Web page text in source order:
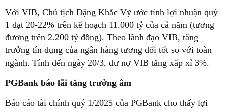
Với VIB, Chủ tịch Đặng Khắc Vỹ ước tính lợi nhuận quý
1 đạt 20-22% trên kế hoạch 11.000 tỷ của cả năm (tương
đương trên 2.200 tỷ đồng). Theo lãnh đạo VIB, tăng
trưởng tín dụng của ngân hàng tương đối tốt so với toàn
ngành. Tính đến ngày 20/3, dư nợ VIB tăng xấp xỉ 3%.
PGBank báo lãi tăng trưởng âm
Báo cáo tài chính quý 1/2025 của PGBank cho thấy lợi